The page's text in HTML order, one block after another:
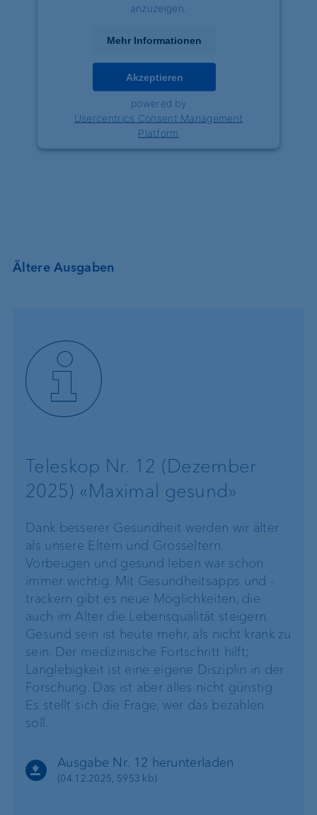
anzuzeigen.
Mehr Informationen
Akzeptieren
powered by
Usercentrics Consent Management
Platform
Ältere Ausgaben
Teleskop Nr. 12 (Dezember
2025) «Maximal gesund»
Dank besserer Gesundheit werden wir älter
als unsere Eltern und Grosseltern.
Vorbeugen und gesund leben war schon
immer wichtig. Mit Gesundheitsapps und -
trackern gibt es neue Möglichkeiten, die
auch im Alter die Lebensqualität steigern.
Gesund sein ist heute mehr, als nicht krank zu
sein. Der medizinische Fortschritt hilft;
Langlebigkeit ist eine eigene Disziplin in der
Forschung. Das ist aber alles nicht günstig.
Es stellt sich die Frage, wer das bezahlen
soll.
Ausgabe Nr. 12 herunterladen
(04.12.2025, 5953 kb)